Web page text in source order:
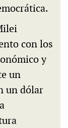
con los
y
un
un dólar